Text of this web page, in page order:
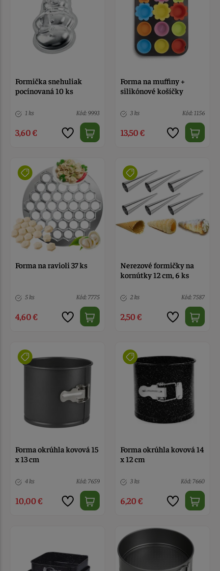
Formička snehuliak
pocínovaná 10 ks
1 ks Kód: 9993
3,60 €
Forma na muffiny +
silikónové košíčky
3 ks Kód: 1156
13,50 €
Forma na ravioli 37 ks
5 ks Kód: 7775
4,60 €
Nerezové formičky na
kornútky 12 cm, 6 ks
2 ks Kód: 7587
2,50 €
Forma okrúhla kovová 15
x 13 cm
4 ks Kód: 7659
10,00 €
Forma okrúhla kovová 14
x 12 cm
3 ks Kód: 7660
6,20 €